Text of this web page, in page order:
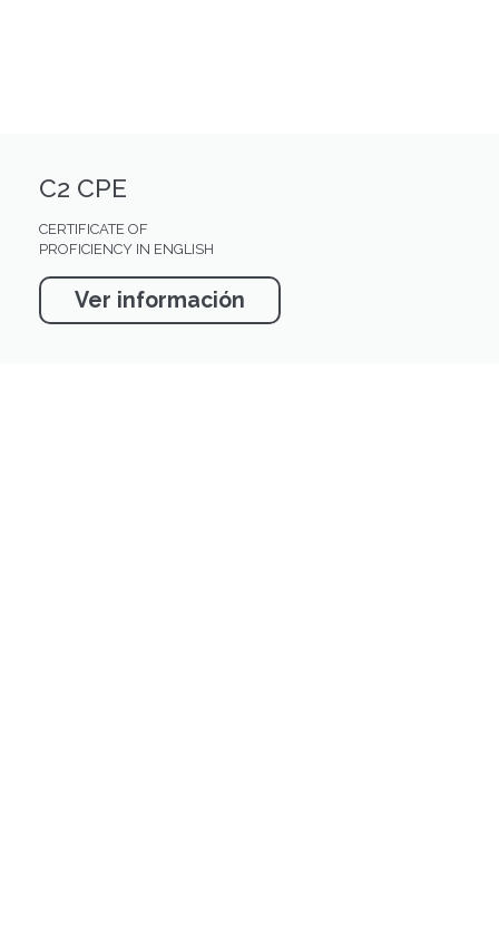
C2 CPE
CERTIFICATE OF
PROFICIENCY IN ENGLISH
Ver información